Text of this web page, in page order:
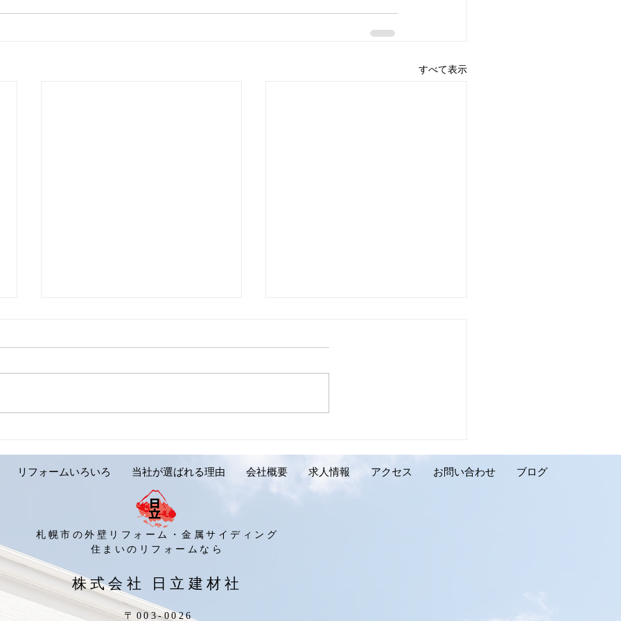
すべて表示
ご紹介です。岩見沢市 Y様
邸】
ご紹介です。千歳市 K様邸】
リフォームいろいろ 当社が選ばれる理由 会社概要 求人情報 アクセス お問い合わせ ブログ
​住まいのリフォームなら
札幌市の外壁リフォーム・金属サイディング
​株式会社 日立建材社
〒003-0026